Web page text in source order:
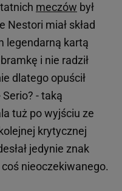
meczów był
Nestori miał skład
legendarną kartą
i nie radził
dlatego opuścił
- taką
tuż po wyjściu ze
krytycznej
jedynie znak
nieoczekiwanego.